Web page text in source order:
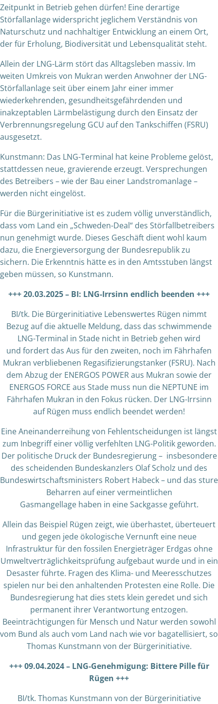
Zeitpunkt in Betrieb gehen dürfen! Eine derartige
Störfallanlage widerspricht jeglichem Verständnis von
Naturschutz und nachhaltiger Entwicklung an einem Ort,
der für Erholung, Biodiversität und Lebensqualität steht.
Allein der LNG-Lärm stört das Alltagsleben massiv. Im
weiten Umkreis von Mukran werden Anwohner der LNG-
Störfallanlage seit über einem Jahr einer immer
wiederkehrenden, gesundheitsgefährdenden und
inakzeptablen Lärmbelästigung durch den Einsatz der
Verbrennungsregelung GCU auf den Tankschiffen (FSRU)
ausgesetzt.
Kunstmann: Das LNG-Terminal hat keine Probleme gelöst,
stattdessen neue, gravierende erzeugt. Versprechungen
des Betreibers – wie der Bau einer Landstromanlage –
werden nicht eingelöst.
Für die Bürgerinitiative ist es zudem völlig unverständlich,
dass vom Land ein „Schweden-Deal“ des Störfallbetreibers
nun genehmigt wurde. Dieses Geschäft dient wohl kaum
dazu, die Energieversorgung der Bundesrepublik zu
sichern. Die Erkenntnis hätte es in den Amtsstuben längst
geben müssen, so Kunstmann.
+++ 20.03.2025 – BI: LNG-Irrsinn endlich beenden +++
BI/tk. Die Bürgerinitiative Lebenswertes Rügen nimmt
Bezug auf die aktuelle Meldung, dass das schwimmende
LNG-Terminal in Stade nicht in Betrieb gehen wird
und fordert das Aus für den zweiten, noch im Fährhafen
Mukran verbliebenen Regasifizierungstanker (FSRU). Nach
dem Abzug der ENERGOS POWER aus Mukran sowie der
ENERGOS FORCE aus Stade muss nun die NEPTUNE im
Fährhafen Mukran in den Fokus rücken. Der LNG-Irrsinn
auf Rügen muss endlich beendet werden!
Eine Aneinanderreihung von Fehlentscheidungen ist längst
zum Inbegriff einer völlig verfehlten LNG-Politik geworden.
Der politische Druck der Bundesregierung – insbesondere
des scheidenden Bundeskanzlers Olaf Scholz und des
Bundeswirtschaftsministers Robert Habeck – und das sture
Beharren auf einer vermeintlichen
Gasmangellage haben in eine Sackgasse geführt.
Allein das Beispiel Rügen zeigt, wie überhastet, überteuert
und gegen jede ökologische Vernunft eine neue
Infrastruktur für den fossilen Energieträger Erdgas ohne
Umweltverträglichkeitsprüfung aufgebaut wurde und in ein
Desaster führte. Fragen des Klima- und Meeresschutzes
spielen nur bei den anhaltenden Protesten eine Rolle. Die
Bundesregierung hat dies stets klein geredet und sich
permanent ihrer Verantwortung entzogen.
Beeinträchtigungen für Mensch und Natur werden sowohl
vom Bund als auch vom Land nach wie vor bagatellisiert, so
Thomas Kunstmann von der Bürgerinitiative.
+++ 09.04.2024 – LNG-Genehmigung: Bittere Pille für
Rügen +++
BI/tk. Thomas Kunstmann von der Bürgerinitiative